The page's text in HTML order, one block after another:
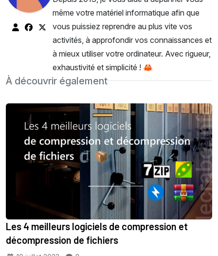
même votre matériel informatique afin que
vous puissiez reprendre au plus vite vos
activités, à approfondir vos connaissances et
à mieux utiliser votre ordinateur. Avec rigueur,
exhaustivité et simplicité ! 🦀
À découvrir également
Les 4 meilleurs logiciels de compression et
décompression de fichiers